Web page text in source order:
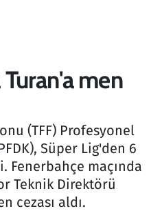
men
(TFF) Profesyonel
Süper Lig'den 6
Fenerbahçe maçında
Teknik Direktörü
cezası aldı.